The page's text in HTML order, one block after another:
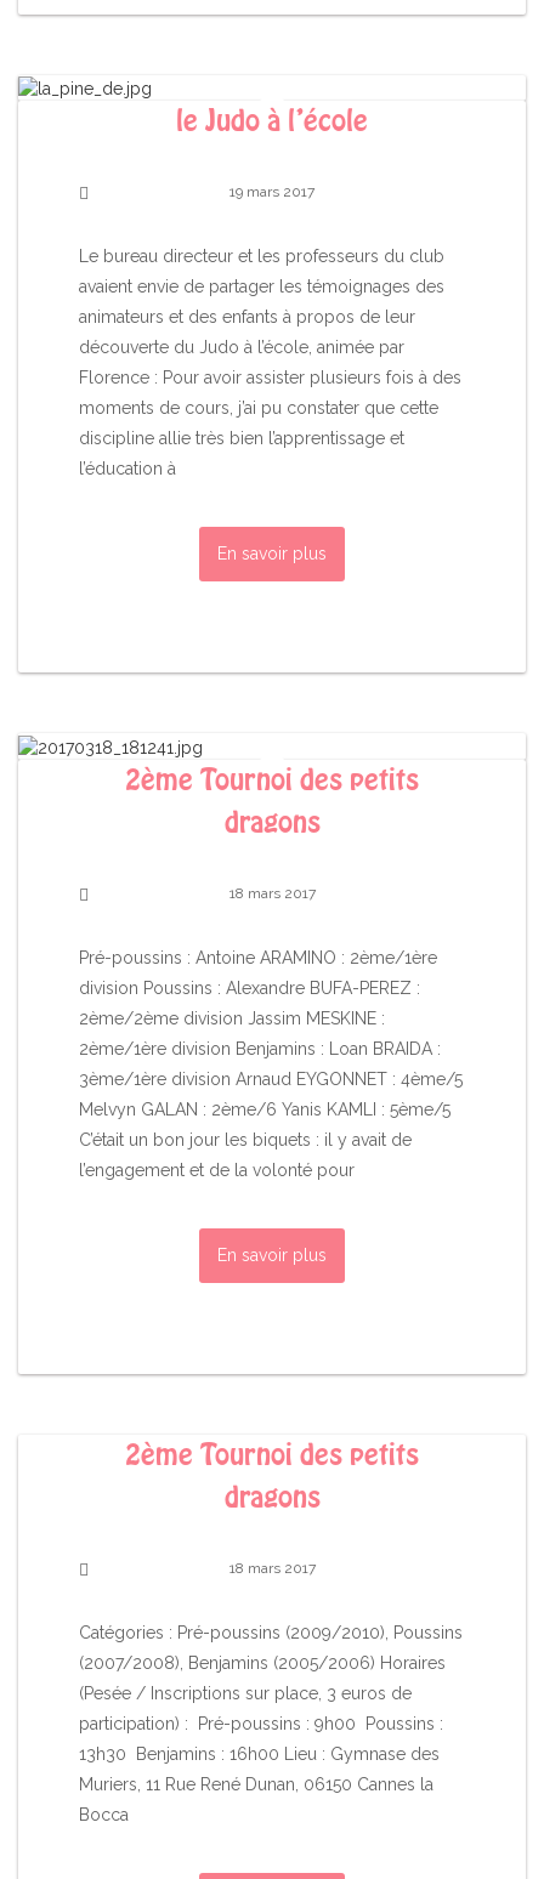
le Judo à l’école
19 mars 2017
Le bureau directeur et les professeurs du club
avaient envie de partager les témoignages des
animateurs et des enfants à propos de leur
découverte du Judo à l’école, animée par
Florence : Pour avoir assister plusieurs fois à des
moments de cours, j’ai pu constater que cette
discipline allie très bien l’apprentissage et
l’éducation à
En savoir plus
2ème Tournoi des petits
dragons
18 mars 2017
Pré-poussins : Antoine ARAMINO : 2ème/1ère
division Poussins : Alexandre BUFA-PEREZ :
2ème/2ème division Jassim MESKINE :
2ème/1ère division Benjamins : Loan BRAIDA :
3ème/1ère division Arnaud EYGONNET : 4ème/5
Melvyn GALAN : 2ème/6 Yanis KAMLI : 5ème/5
C’était un bon jour les biquets : il y avait de
l’engagement et de la volonté pour
En savoir plus
2ème Tournoi des petits
dragons
18 mars 2017
Catégories : Pré-poussins (2009/2010), Poussins
(2007/2008), Benjamins (2005/2006) Horaires
(Pesée / Inscriptions sur place, 3 euros de
participation) : Pré-poussins : 9h00 Poussins :
13h30 Benjamins : 16h00 Lieu : Gymnase des
Muriers, 11 Rue René Dunan, 06150 Cannes la
Bocca